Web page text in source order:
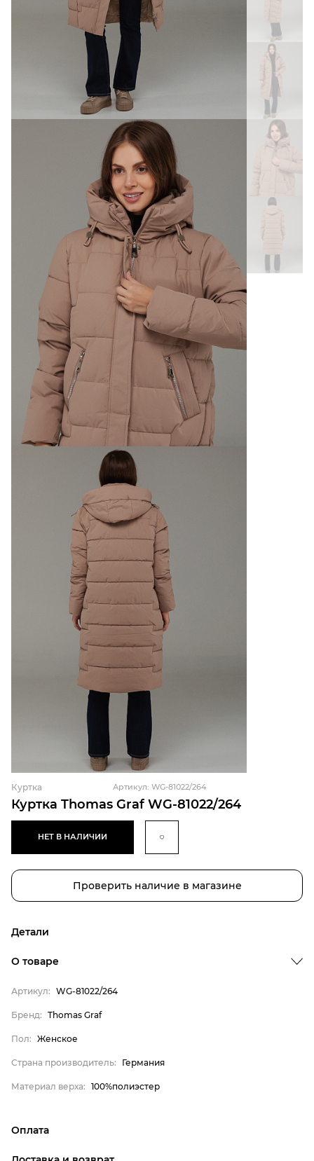
Куртка Thomas Graf WG-81022/264
Куртка Артикул: WG-81022/264
НЕТ В НАЛИЧИИ
Проверить наличие в магазине
Детали
Страна производитель
Материал верха
О товаре
Артикул: WG-81022/264
Бренд: Thomas Graf
Пол: Женское
Страна производитель: Германия
Материал верха: 100%полиэстер
Оплата